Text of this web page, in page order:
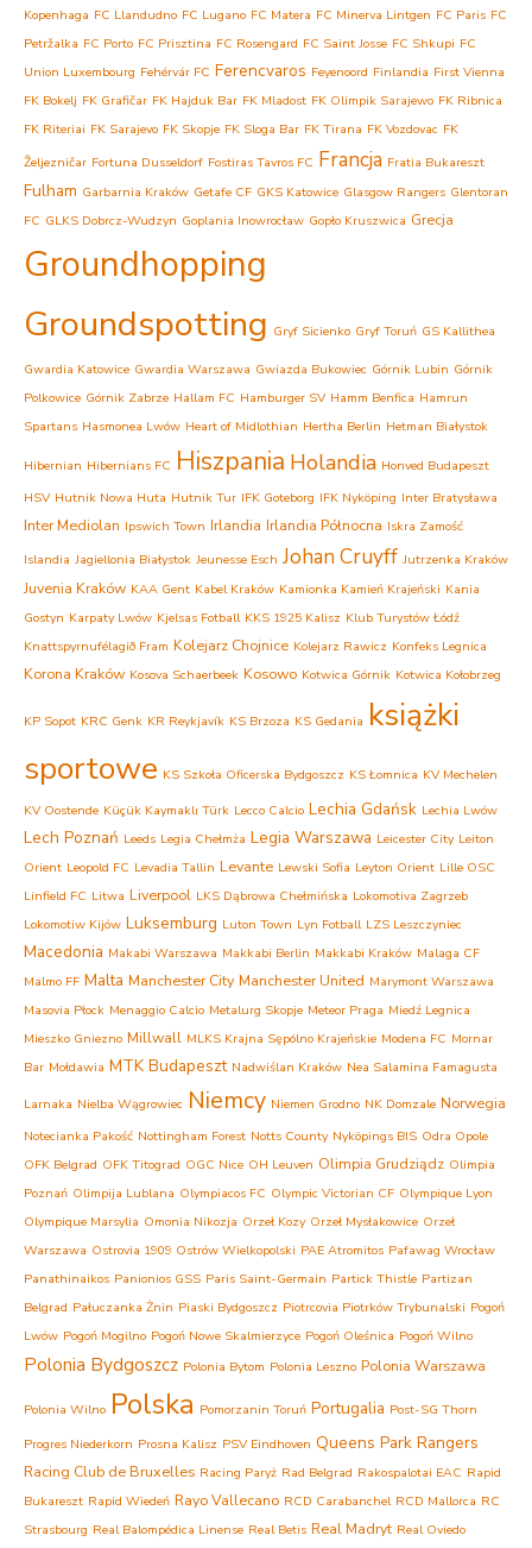
Kopenhaga FC Llandudno FC Lugano FC Matera FC Minerva Lintgen FC Paris FC
Petržalka FC Porto FC Prisztina FC Rosengard FC Saint Josse FC Shkupi FC
Union Luxembourg Fehérvár FC Ferencvaros Feyenoord Finlandia First Vienna
FK Bokelj FK Grafičar FK Hajduk Bar FK Mladost FK Olimpik Sarajewo FK Ribnica
FK Riteriai FK Sarajevo FK Skopje FK Sloga Bar FK Tirana FK Vozdovac FK
Željezničar Fortuna Dusseldorf Fostiras Tavros FC Francja Fratia Bukareszt
Fulham Garbarnia Kraków Getafe CF GKS Katowice Glasgow Rangers Glentoran
FC GLKS Dobrcz-Wudzyn Goplania Inowrocław Gopło Kruszwica Grecja
Groundhopping
Groundspotting Gryf Sicienko Gryf Toruń GS Kallithea
Gwardia Katowice Gwardia Warszawa Gwiazda Bukowiec Górnik Lubin Górnik
Polkowice Górnik Zabrze Hallam FC Hamburger SV Hamm Benfica Hamrun
Spartans Hasmonea Lwów Heart of Midlothian Hertha Berlin Hetman Białystok
Hibernian Hibernians FC Hiszpania Holandia Honved Budapeszt
HSV Hutnik Nowa Huta Hutnik Tur IFK Goteborg IFK Nyköping Inter Bratysława
Inter Mediolan Ipswich Town Irlandia Irlandia Północna Iskra Zamość
Islandia Jagiellonia Białystok Jeunesse Esch Johan Cruyff Jutrzenka Kraków
Juvenia Kraków KAA Gent Kabel Kraków Kamionka Kamień Krajeński Kania
Gostyn Karpaty Lwów Kjelsas Fotball KKS 1925 Kalisz Klub Turystów Łódź
Knattspyrnufélagið Fram Kolejarz Chojnice Kolejarz Rawicz Konfeks Legnica
Korona Kraków Kosova Schaerbeek Kosowo Kotwica Górnik Kotwica Kołobrzeg
KP Sopot KRC Genk KR Reykjavík KS Brzoza KS Gedania książki
sportowe KS Szkoła Oficerska Bydgoszcz KS Łomnica KV Mechelen
KV Oostende Küçük Kaymaklı Türk Lecco Calcio Lechia Gdańsk Lechia Lwów
Lech Poznań Leeds Legia Chełmża Legia Warszawa Leicester City Leiton
Orient Leopold FC Levadia Tallin Levante Lewski Sofia Leyton Orient Lille OSC
Linfield FC Litwa Liverpool LKS Dąbrowa Chełmińska Lokomotiva Zagrzeb
Lokomotiw Kijów Luksemburg Luton Town Lyn Fotball LZS Leszczyniec
Macedonia Makabi Warszawa Makkabi Berlin Makkabi Kraków Malaga CF
Malmo FF Malta Manchester City Manchester United Marymont Warszawa
Masovia Płock Menaggio Calcio Metalurg Skopje Meteor Praga Miedź Legnica
Mieszko Gniezno Millwall MLKS Krajna Sępólno Krajeńskie Modena FC Mornar
Bar Mołdawia MTK Budapeszt Nadwiślan Kraków Nea Salamina Famagusta
Larnaka Nielba Wągrowiec Niemcy Niemen Grodno NK Domzale Norwegia
Notecianka Pakość Nottingham Forest Notts County Nyköpings BIS Odra Opole
OFK Belgrad OFK Titograd OGC Nice OH Leuven Olimpia Grudziądz Olimpia
Poznań Olimpija Lublana Olympiacos FC Olympic Victorian CF Olympique Lyon
Olympique Marsylia Omonia Nikozja Orzeł Kozy Orzeł Mysłakowice Orzeł
Warszawa Ostrovia 1909 Ostrów Wielkopolski PAE Atromitos Pafawag Wrocław
Panathinaikos Panionios GSS Paris Saint-Germain Partick Thistle Partizan
Belgrad Pałuczanka Żnin Piaski Bydgoszcz Piotrcovia Piotrków Trybunalski Pogoń
Lwów Pogoń Mogilno Pogoń Nowe Skalmierzyce Pogoń Oleśnica Pogoń Wilno
Polonia Bydgoszcz Polonia Bytom Polonia Leszno Polonia Warszawa
Polonia Wilno Polska Pomorzanin Toruń Portugalia Post-SG Thorn
Progres Niederkorn Prosna Kalisz PSV Eindhoven Queens Park Rangers
Racing Club de Bruxelles Racing Paryż Rad Belgrad Rakospalotai EAC Rapid
Bukareszt Rapid Wiedeń Rayo Vallecano RCD Carabanchel RCD Mallorca RC
Strasbourg Real Balompédica Linense Real Betis Real Madryt Real Oviedo